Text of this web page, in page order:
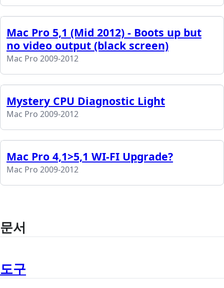
Mac Pro 5,1 (Mid 2012) - Boots up but
no video output (black screen)
Mac Pro 2009-2012
Mystery CPU Diagnostic Light
Mac Pro 2009-2012
Mac Pro 4,1>5,1 WI-FI Upgrade?
Mac Pro 2009-2012
문서
도구